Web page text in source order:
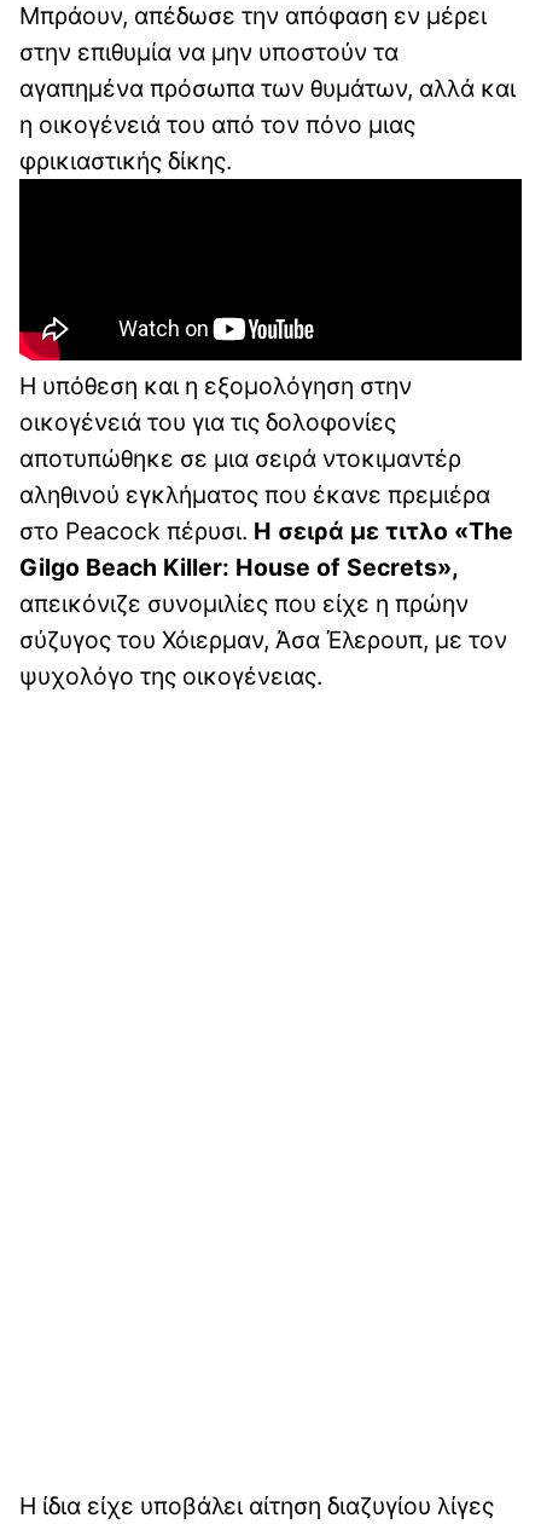
Μπράουν, απέδωσε την απόφαση εν μέρει
στην επιθυμία να μην υποστούν τα
αγαπημένα πρόσωπα των θυμάτων, αλλά και
η οικογένειά του από τον πόνο μιας
φρικιαστικής δίκης.
Η υπόθεση και η εξομολόγηση στην
οικογένειά του για τις δολοφονίες
αποτυπώθηκε σε μια σειρά ντοκιμαντέρ
αληθινού εγκλήματος που έκανε πρεμιέρα
στο Peacock πέρυσι. Η σειρά με τιτλο «The
Gilgo Beach Killer: House of Secrets»,
απεικόνιζε συνομιλίες που είχε η πρώην
σύζυγος του Χόιερμαν, Άσα Έλερουπ, με τον
ψυχολόγο της οικογένειας.
Η ίδια είχε υποβάλει αίτηση διαζυγίου λίγες